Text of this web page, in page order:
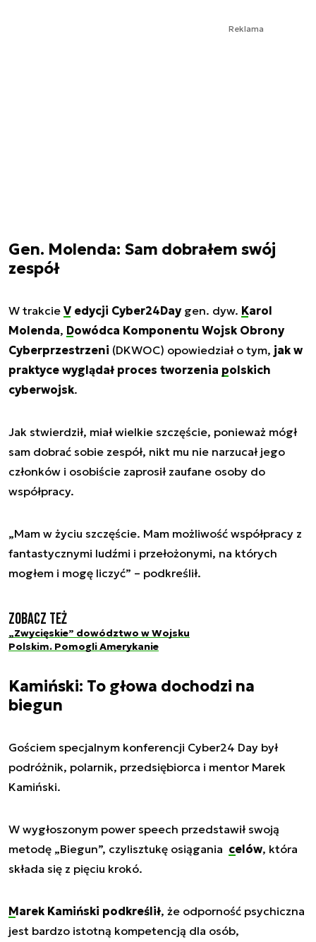
Reklama
Gen. Molenda: Sam dobrałem swój
zespół
W trakcie V edycji Cyber24Daygen. dyw. Karol
Molenda, Dowódca Komponentu Wojsk Obrony
Cyberprzestrzeni (DKWOC) opowiedział o tym, jak w
praktyce wyglądał proces tworzenia polskich
cyberwojsk.
Jak stwierdził, miał wielkie szczęście, ponieważ mógł
sam dobrać sobie zespół, nikt mu nie narzucał jego
członków i osobiście zaprosił zaufane osoby do
współpracy.
„Mam w życiu szczęście. Mam możliwość współpracy z
fantastycznymi ludźmi i przełożonymi, na których
mogłem i mogę liczyć” – podkreślił.
Zobacz też
„Zwycięskie” dowództwo w Wojsku
Polskim. Pomogli Amerykanie
Kamiński: To głowa dochodzi na
biegun
Gościem specjalnym konferencji Cyber24 Day był
podróżnik, polarnik, przedsiębiorca i mentor Marek
Kamiński.
W wygłoszonym power speech przedstawił swoją
metodę „Biegun”, czylisztukę osiągania celów, która
składa się z pięciu krokó.
Marek Kamiński podkreślił, że odporność psychiczna
jest bardzo istotną kompetencją dla osób,